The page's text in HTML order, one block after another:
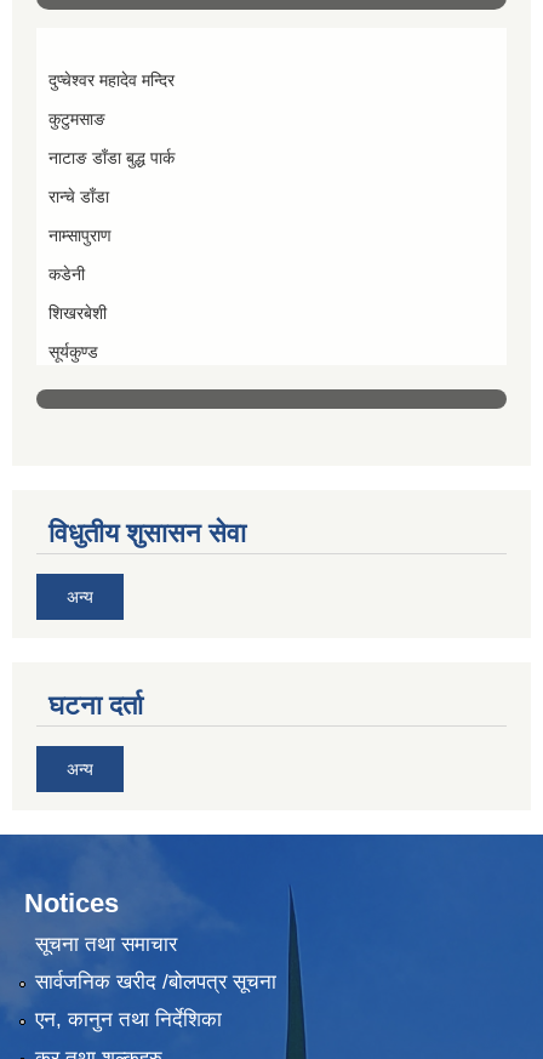
दुप्चेश्वर महादेव मन्दिर
कुटुमसाङ
नाटाङ डाँडा बुद्ध पार्क
रान्चे डाँडा
नाम्सापुराण
कडेनी
शिखरबेशी
सूर्यकुण्ड
विधुतीय शुसासन सेवा
अन्य
घटना दर्ता
अन्य
Notices
सूचना तथा समाचार
सार्वजनिक खरीद /बोलपत्र सूचना
एन, कानुन तथा निर्देशिका